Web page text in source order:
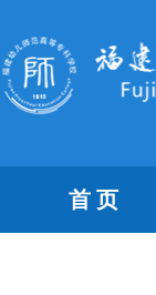
首 页